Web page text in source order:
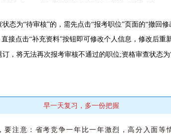
为“待审核”的，需先点击“报考职位”页面的“撤回修
接点击“补充资料”按钮即可修改个人信息，修改后
，将无法再次报考审核不通过的职位;资格审查状态为
早一天复习，多一份把握
要注意：省考竞争一年比一年激烈，高分入面等